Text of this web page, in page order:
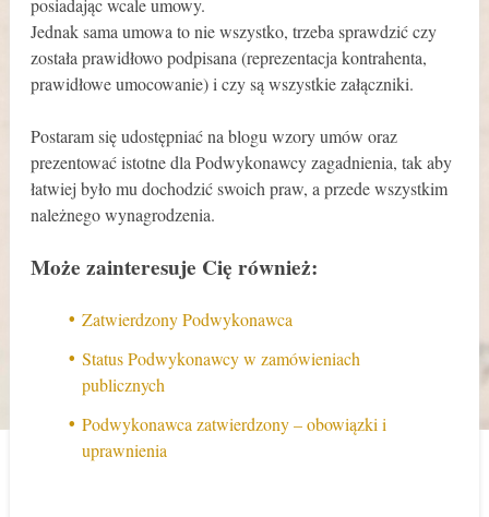
posiadając wcale umowy.
Jednak sama umowa to nie wszystko, trzeba sprawdzić czy
została prawidłowo podpisana (reprezentacja kontrahenta,
prawidłowe umocowanie) i czy są wszystkie załączniki.
Postaram się udostępniać na blogu wzory umów oraz
prezentować istotne dla Podwykonawcy zagadnienia, tak aby
łatwiej było mu dochodzić swoich praw, a przede wszystkim
należnego wynagrodzenia.
Może zainteresuje Cię również:
Zatwierdzony Podwykonawca
Status Podwykonawcy w zamówieniach
publicznych
Podwykonawca zatwierdzony – obowiązki i
uprawnienia